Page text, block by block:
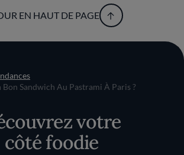
EN HAUT DE PAGE
Bon Sandwich Au Pastrami À Paris ?
votre
côté foodie